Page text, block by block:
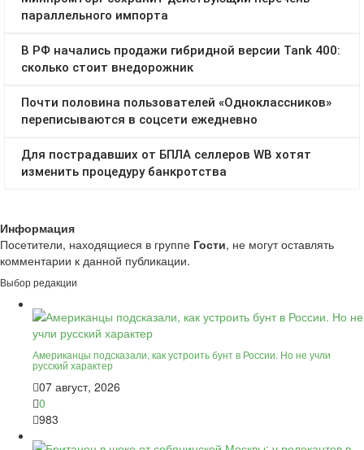
Информация
Посетители, находящиеся в группе Гости, не могут оставлять
комментарии к данной публикации.
Выбор редакции
Американцы подсказали, как устроить бунт в России. Но не учли
русский характер
07 август, 2026
0
983